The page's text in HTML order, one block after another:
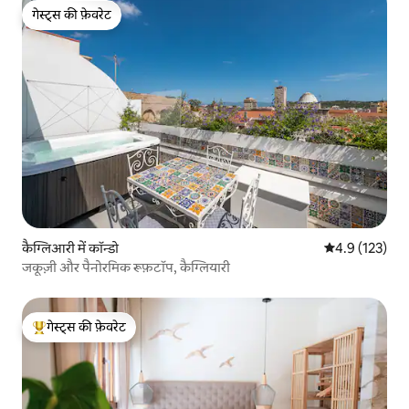
गेस्ट्स की फ़ेवरेट
गेस्ट्स की फ़ेवरेट
कैग्लिआरी में कॉन्डो औसत रेटिंग 5 में
4.9 (123)
जकूज़ी और पैनोरमिक रूफ़टॉप, कैग्लियारी
गेस्ट्स का टॉप फ़ेवरेट
गेस्ट्स की फ़ेवरेट